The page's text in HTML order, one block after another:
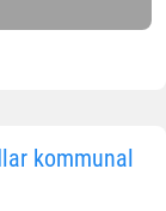
kommunal